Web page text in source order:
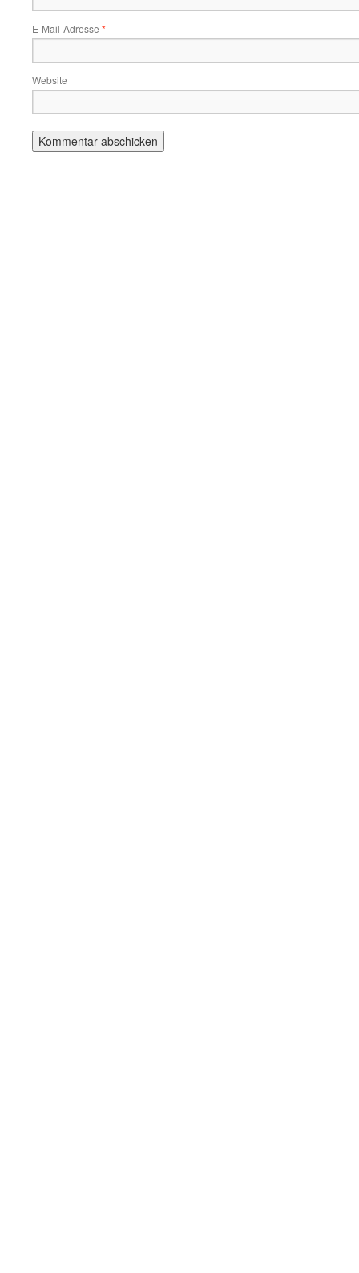
E-Mail-Adresse *
Website